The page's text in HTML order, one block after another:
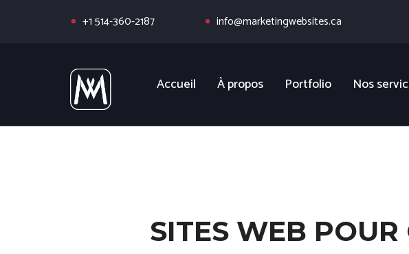
+1 514-360-2187 info@marketingwebsites.ca
Accueil À propos Portfolio Nos
SITES WEB